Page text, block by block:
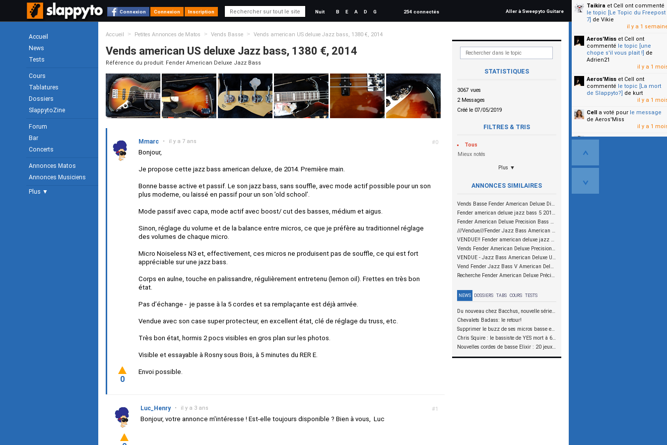
Connexion Connexion Inscription Nuit B E A D G 254 connectés Aller à Sweepyto Guitare
Accueil
News
Tests
Cours
Tablatures
Dossiers
SlappytoZine
Forum
Bar
Concerts
Annonces Matos
Annonces Musiciens
Plus ▼
Accueil > Petites Annonces de Matos > Vends Basse > Vends american US deluxe Jazz bass, 1380 €, 2014
Vends american US deluxe Jazz bass, 1380 €, 2014
Référence du produit: Fender American Deluxe Jazz Bass
STATISTIQUES
3067 vues
2 Messages
Créé le 07/05/2019
FILTRES & TRIS
Tous
Mieux notés
Plus ▼
ANNONCES SIMILAIRES
Vends Basse Fender American Deluxe Dimension IV HH 1100€
Fender american deluxe jazz bass 5 2015 1350e
Fender American Deluxe Precision Bass 2005 / 1350€
///Vendue///Fender Jazz Bass American Deluxe 1200€
VENDUE!! Fender american deluxe jazz bass 5
Vends Fender American Deluxe Precision Bass
VENDUE - Jazz Bass American Deluxe US V - 2011
Vend Fender Jazz Bass V American Deluxe 1800€
Recherche Fender American Deluxe Précision V
NEWS DOSSIERS TABS COURS TESTS
Du nouveau chez Bacchus, nouvelle série SCD
Chevalets Badass: le retour!
Supprimer le buzz de ses micros basse en reliant les aimants à la masse
Chris Squire : le bassiste de YES mort à 67 ans
Nouvelles cordes de basse Elixir : 20 jeux à tester !
#0
Mmarc • il y a 7 ans
Bonjour,
Je propose cette jazz bass american deluxe, de 2014. Première main.
Bonne basse active et passif. Le son jazz bass, sans souffle, avec mode actif possible pour un son
plus moderne, ou laissé en passif pour un son ’old school’.
Mode passif avec capa, mode actif avec boost/ cut des basses, médium et aigus.
Sinon, réglage du volume et de la balance entre micros, ce que je préfère au traditionnel réglage
des volumes de chaque micro.
Micro Noiseless N3 et, effectivement, ces micros ne produisent pas de souffle, ce qui est fort
appréciable sur une jazz bass.
Corps en aulne, touche en palissandre, régulièrement entretenu (lemon oil). Frettes en très bon
état.
Pas d’échange - je passe à la 5 cordes et sa remplaçante est déjà arrivée.
Vendue avec son case super protecteur, en excellent état, clé de réglage du truss, etc.
Très bon état, hormis 2 pocs visibles en gros plan sur les photos.
Visible et essayable à Rosny sous Bois, à 5 minutes du RER E.
Envoi possible.
0
#1
Luc_Henry • il y a 3 ans
Bonjour, votre annonce m'intéresse ! Est-elle toujours disponible ? Bien à vous, Luc
Taikira et Cell ont commenté
le topic [Le Topic du Freepost
7] de Vikie
il y a 1
Aeros'Miss et Cell ont
commenté le topic [une
chope s'il vous plait !] de
Adrien21
il y a 1
Aeros'Miss et Cell ont
commenté le topic [La mort
de Slappyto?] de kurt
il y a 1
Cell a voté pour le message
de Aeros'Miss
il y a 1
Cella voté pourle message